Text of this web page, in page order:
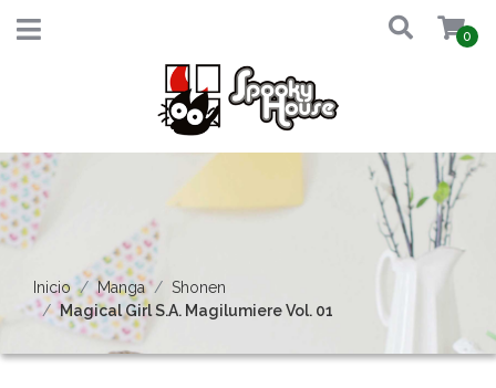
0
Inicio Manga
Shonen
Magical Girl S.A. Magilumiere Vol. 01